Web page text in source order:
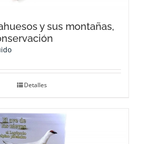
y sus montañas,
Detalles